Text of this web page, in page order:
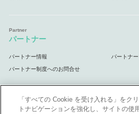
パートナー
パートナー情報 パートナ
パートナー制度へのお問合せ
サポート
「すべての Cookie を受け入れる」をク
トナビゲーションを強化し、サイトの使